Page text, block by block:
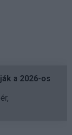
a 2026-os